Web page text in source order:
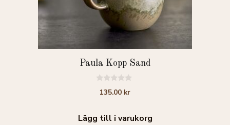
Paula Kopp Sand
135.00 kr
Lägg till i varukorg